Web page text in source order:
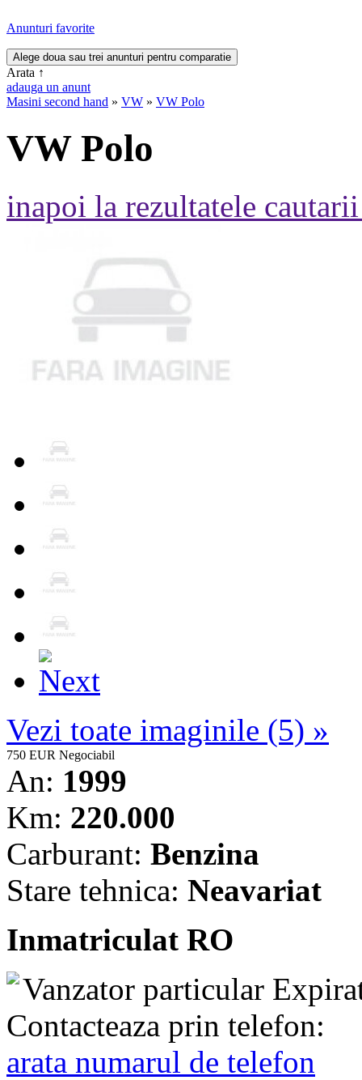
Anunturi favorite
Arata ↑
adauga un anunt
Masini second hand » VW » VW Polo
VW Polo
inapoi la rezultatele
Vezi toate imaginile (5) »
750 EUR Negociabil
An: 1999
Km: 220.000
Carburant: Benzina
Stare tehnica: Neavariat
Inmatriculat RO
Vanzator particular
Contacteaza prin telefon:
arata numarul de telefon